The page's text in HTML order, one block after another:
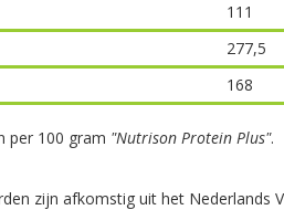
111
277,5
168
per 100 gram "Nutrison Protein Plus".
zijn afkomstig uit het Nederlands